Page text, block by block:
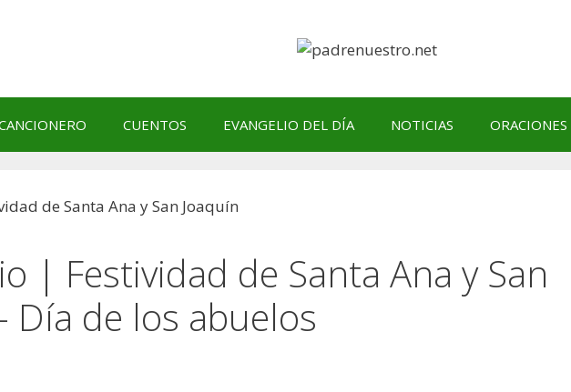
CUENTOS EVANGELIO DEL DÍA NOTICIAS ORACIONES
| Festividad de Santa Ana y San
Día de los abuelos